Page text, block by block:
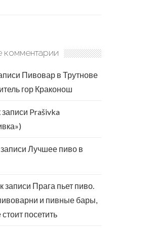
комментарии
Пивовар в Трутнове
гор Краконош
записи Prašivka
записи Лучшее пиво в
к записи Прага пьет пиво.
и пивные бары,
посетить